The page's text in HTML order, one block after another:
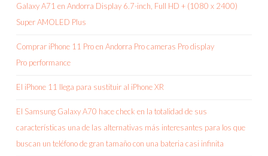
Galaxy A71 en Andorra Display 6.7-inch, Full HD + (1080 x 2400)
Super AMOLED Plus
Comprar iPhone 11 Pro en Andorra Pro cameras Pro display
Pro performance
El iPhone 11 llega para sustituir al iPhone XR
El Samsung Galaxy A70 hace check en la totalidad de sus
características una de las alternativas más interesantes para los que
buscan un teléfono de gran tamaño con una bateria casi infinita